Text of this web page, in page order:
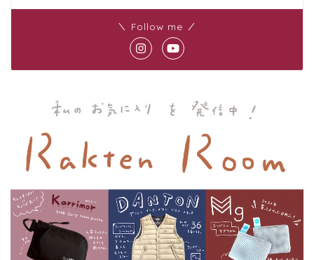
＼ Follow me ／